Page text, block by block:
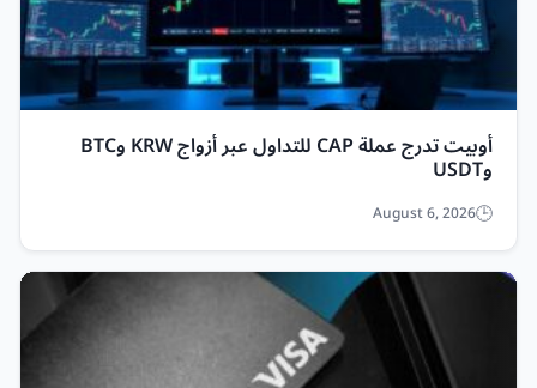
أوبيت تدرج عملة CAP للتداول عبر أزواج KRW وBTC
وUSDT
August 6, 2026